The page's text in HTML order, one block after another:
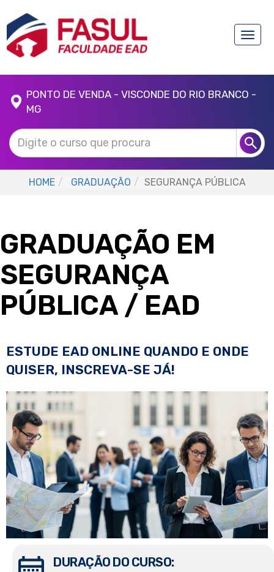
Toggle
PONTO DE VENDA - VISCONDE DO RIO BRANCO -
MG
HOME GRADUAÇÃO SEGURANÇA PÚBLICA
GRADUAÇÃO EM
SEGURANÇA
PÚBLICA / EAD
ESTUDE EAD ONLINE QUANDO E ONDE
QUISER, INSCREVA-SE JÁ!
DURAÇÃO DO CURSO: